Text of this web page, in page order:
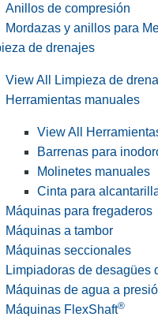
Anillos de compresión
Mordazas y anillos para
de drenajes
View All Limpieza de
Herramientas manuales
View All
Barrenas para
Molinetes manuales
Cinta para
Máquinas para fregaderos
Máquinas a tambor
Máquinas seccionales
Limpiadoras de desagües
Máquinas de agua a
Máquinas FlexShaft®